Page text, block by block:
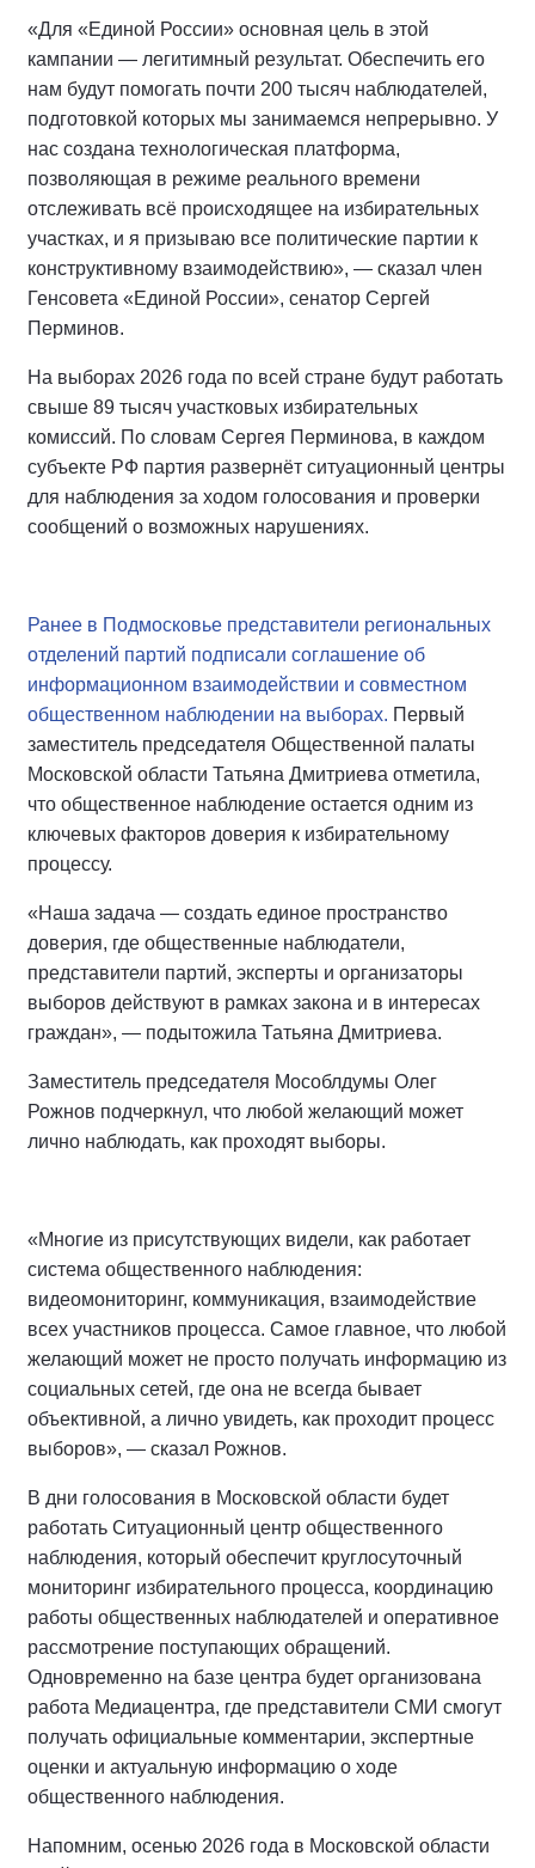
«Для «Единой России» основная цель в этой
кампании — легитимный результат. Обеспечить его
нам будут помогать почти 200 тысяч наблюдателей,
подготовкой которых мы занимаемся непрерывно. У
нас создана технологическая платформа,
позволяющая в режиме реального времени
отслеживать всё происходящее на избирательных
участках, и я призываю все политические партии к
конструктивному взаимодействию», — сказал член
Генсовета «Единой России», сенатор Сергей
Перминов.
На выборах 2026 года по всей стране будут работать
свыше 89 тысяч участковых избирательных
комиссий. По словам Сергея Перминова, в каждом
субъекте РФ партия развернёт ситуационный центры
для наблюдения за ходом голосования и проверки
сообщений о возможных нарушениях.
Ранее в Подмосковье представители региональных
отделений партий подписали соглашение об
информационном взаимодействии и совместном
общественном наблюдении на выборах. Первый
заместитель председателя Общественной палаты
Московской области Татьяна Дмитриева отметила,
что общественное наблюдение остается одним из
ключевых факторов доверия к избирательному
процессу.
«Наша задача — создать единое пространство
доверия, где общественные наблюдатели,
представители партий, эксперты и организаторы
выборов действуют в рамках закона и в интересах
граждан», — подытожила Татьяна Дмитриева.
Заместитель председателя Мособлдумы Олег
Рожнов подчеркнул, что любой желающий может
лично наблюдать, как проходят выборы.
«Многие из присутствующих видели, как работает
система общественного наблюдения:
видеомониторинг, коммуникация, взаимодействие
всех участников процесса. Самое главное, что любой
желающий может не просто получать информацию из
социальных сетей, где она не всегда бывает
объективной, а лично увидеть, как проходит процесс
выборов», — сказал Рожнов.
В дни голосования в Московской области будет
работать Ситуационный центр общественного
наблюдения, который обеспечит круглосуточный
мониторинг избирательного процесса, координацию
работы общественных наблюдателей и оперативное
рассмотрение поступающих обращений.
Одновременно на базе центра будет организована
работа Медиацентра, где представители СМИ смогут
получать официальные комментарии, экспертные
оценки и актуальную информацию о ходе
общественного наблюдения.
Напомним, осенью 2026 года в Московской области